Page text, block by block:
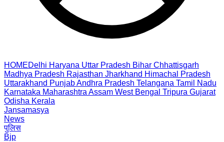
HOMEDelhi Haryana Uttar Pradesh Bihar Chhattisgarh
Madhya Pradesh Rajasthan Jharkhand Himachal Pradesh
Uttarakhand PunjabAndhra Pradesh Telangana Tamil Nadu
Karnataka Maharashtra Assam West Bengal Tripura Gujarat
Odisha Kerala
Jansamasya
News
पुलिस
Bjp